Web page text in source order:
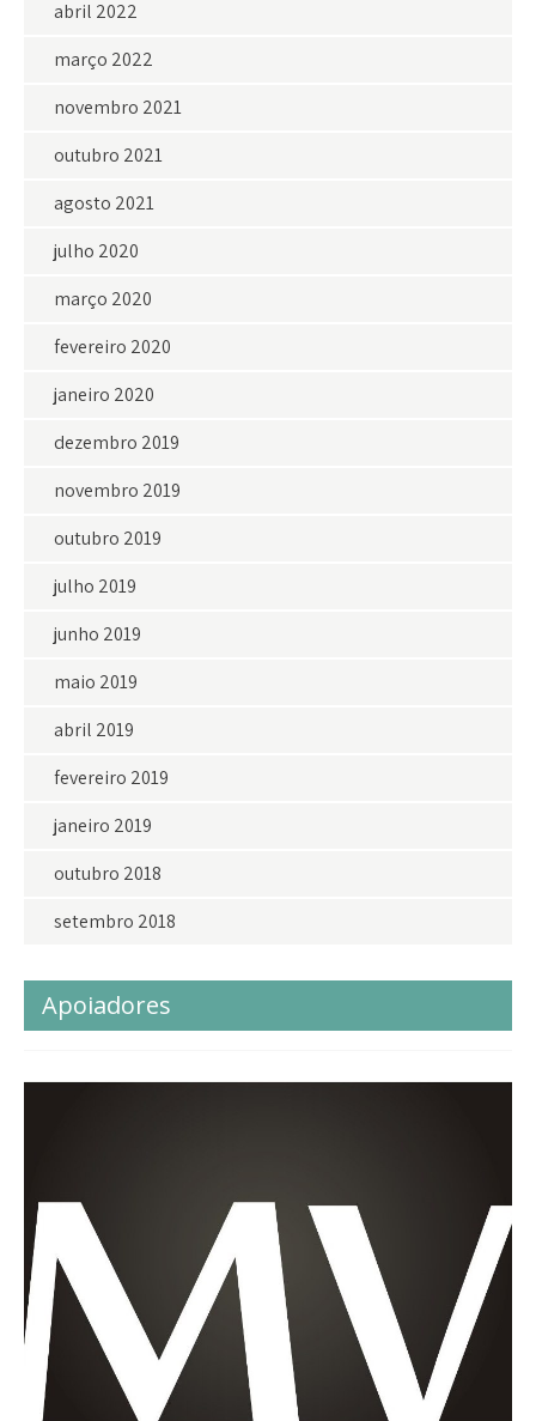
abril 2022
março 2022
novembro 2021
outubro 2021
agosto 2021
julho 2020
março 2020
fevereiro 2020
janeiro 2020
dezembro 2019
novembro 2019
outubro 2019
julho 2019
junho 2019
maio 2019
abril 2019
fevereiro 2019
janeiro 2019
outubro 2018
setembro 2018
Apoiadores